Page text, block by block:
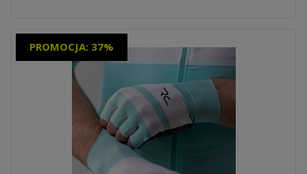
PROMOCJA: 37%